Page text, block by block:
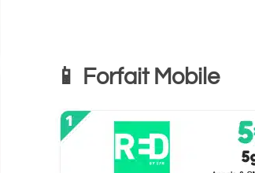
📱 Forfait Mobile